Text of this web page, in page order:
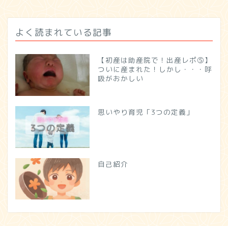
よく読まれている記事
【初産は助産院で！出産レポ⑤】
ついに産まれた！しかし・・・呼
吸がおかしい
思いやり育児「3つの定義」
自己紹介